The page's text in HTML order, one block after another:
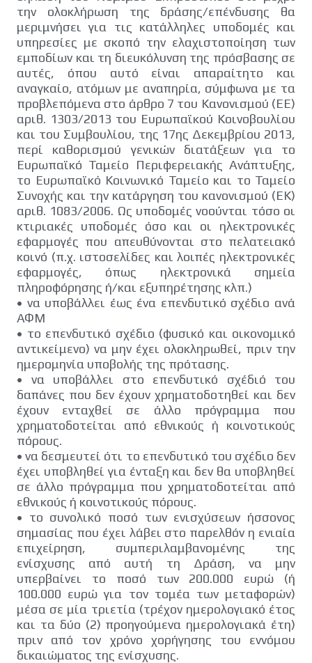
την ολοκλήρωση της δράσης/επένδυσης θα
μεριμνήσει για τις κατάλληλες υποδομές και
υπηρεσίες με σκοπό την ελαχιστοποίηση των
εμποδίων και τη διευκόλυνση της πρόσβασης σε
αυτές, όπου αυτό είναι απαραίτητο και
αναγκαίο, ατόμων με αναπηρία, σύμφωνα με τα
προβλεπόμενα στο άρθρο 7 του Κανονισμού (ΕΕ)
αριθ. 1303/2013 του Ευρωπαϊκού Κοινοβουλίου
και του Συμβουλίου, της 17ης Δεκεμβρίου 2013,
περί καθορισμού γενικών διατάξεων για το
Ευρωπαϊκό Ταμείο Περιφερειακής Ανάπτυξης,
το Ευρωπαϊκό Κοινωνικό Ταμείο και το Ταμείο
Συνοχής και την κατάργηση του κανονισμού (ΕΚ)
αριθ. 1083/2006. Ως υποδομές νοούνται τόσο οι
κτιριακές υποδομές όσο και οι ηλεκτρονικές
εφαρμογές που απευθύνονται στο πελατειακό
κοινό (π.χ. ιστοσελίδες και λοιπές ηλεκτρονικές
εφαρμογές, όπως ηλεκτρονικά σημεία
πληροφόρησης ή/και εξυπηρέτησης κλπ.)
• να υποβάλλει έως ένα επενδυτικό σχέδιο ανά
ΑΦΜ
• το επενδυτικό σχέδιο (φυσικό και οικονομικό
αντικείμενο) να μην έχει ολοκληρωθεί, πριν την
ημερομηνία υποβολής της πρότασης.
•
να υποβάλλει στο επενδυτικό σχέδιό του
δαπάνες που δεν έχουν χρηματοδοτηθεί και δεν
έχουν ενταχθεί σε άλλο πρόγραμμα που
χρηματοδοτείται από εθνικούς ή κοινοτικούς
πόρους.
• να δεσμευτεί ότι το επενδυτικό του σχέδιο δεν
έχει υποβληθεί για ένταξη και δεν θα υποβληθεί
σε άλλο πρόγραμμα που χρηματοδοτείται από
εθνικούς ή κοινοτικούς πόρους.
• το συνολικό ποσό των ενισχύσεων ήσσονος
σημασίας που έχει λάβει στο παρελθόν η ενιαία
επιχείρηση, συμπεριλαμβανομένης της
ενίσχυσης από αυτή τη Δράση, να μην
υπερβαίνει το ποσό των 200.000 ευρώ (ή
100.000 ευρώ για τον τομέα των μεταφορών)
μέσα σε μία τριετία (τρέχον ημερολογιακό έτος
και τα δύο (2) προηγούμενα ημερολογιακά έτη)
πριν από τον χρόνο χορήγησης του εννόμου
δικαιώματος της ενίσχυσης.